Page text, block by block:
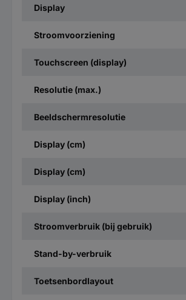
Display
Stroomvoorziening
Touchscreen (display)
Resolutie (max.)
Beeldschermresolutie
Display (cm)
Display (cm)
Display (inch)
Stroomverbruik (bij gebruik)
Stand-by-verbruik
Toetsenbordlayout